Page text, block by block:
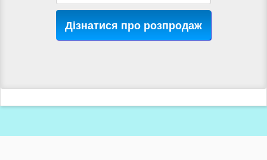
Дізнатися про розпродаж